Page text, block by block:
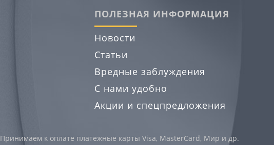
ПОЛЕЗНАЯ ИНФОРМАЦИЯ
Новости
Статьи
Вредные заблуждения
С нами удобно
Акции и спецпредложения
Принимаем к оплате платежные карты Visa, MasterCard, Мир и др.